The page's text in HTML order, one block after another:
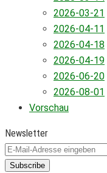
2026-03-21
2026-04-11
2026-04-18
2026-04-19
2026-06-20
2026-08-01
Vorschau
Newsletter
Subscribe